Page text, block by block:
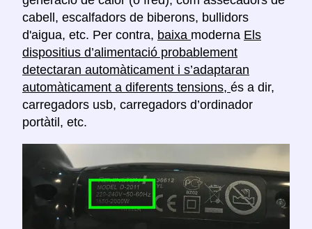
cabell, escalfadors de biberons, bullidors
d'aigua, etc. Per contra, baixa moderna Els
dispositius d’alimentació probablement
detectaran automàticament i s’adaptaran
automàticament a diferents tensions, és a dir,
carregadors usb, carregadors d’ordinador
portàtil, etc.